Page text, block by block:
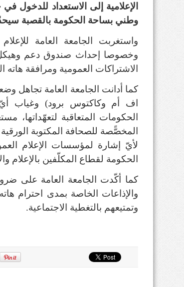
الإعلامية إلى الاستعداد للدخول
وطني بساحة الحكومة بالقصبة
واستغربت الجامعة العامة
وخصوصا إحداث صندوق دعم وهيكل
الاشتراكات العمومية ومرافقة
كما أدانت الجامعة العامة تجاهل
اف أم وكاكتوس برود) وغياب
الحكومات المتعاقبة لتعهّداتها،
المخصًّصة للصحافة المكتوبة
لأيّ إشارة لمؤسسات الإعلام
الحكومة لقطاع المكلّفين بالإعلام
كما أكّدت الجامعة العامة على
والإذاعات الخاصة بمدى احترام
وتمتيعهم بالتغطية الاجتماعية.